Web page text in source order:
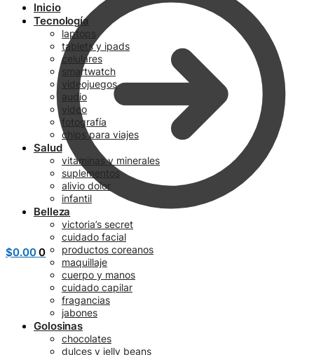
$0.00 0
Inicio
Tecnología
laptops
tablets y ipads
celulares
smartwatch
videojuegos
audio
video
fotografía
chips para viajes
Salud
vitaminas y minerales
suplementos
alivio dolor
infantil
Belleza
victoria’s secret
cuidado facial
productos coreanos
maquillaje
cuerpo y manos
cuidado capilar
fragancias
jabones
Golosinas
chocolates
dulces y jelly beans